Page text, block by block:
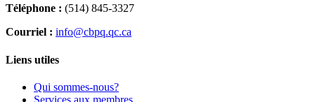
Téléphone : (514) 845-3327
Courriel : info@cbpq.qc.ca
Liens utiles
Qui sommes-nous?
Services aux membres